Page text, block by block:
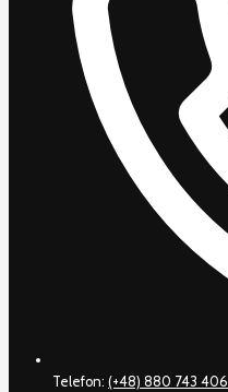
Telefon: (+48) 880 743 406